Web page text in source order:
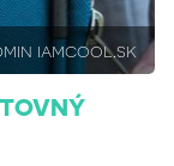
iamcool.sk